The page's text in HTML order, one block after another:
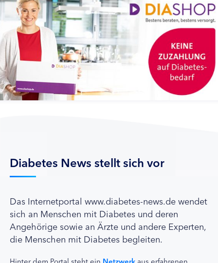
Diabetes News stellt sich vor
Das Internetportal www.diabetes-news.de wendet
sich an Menschen mit Diabetes und deren
Angehörige sowie an Ärzte und andere Experten,
die Menschen mit Diabetes begleiten.